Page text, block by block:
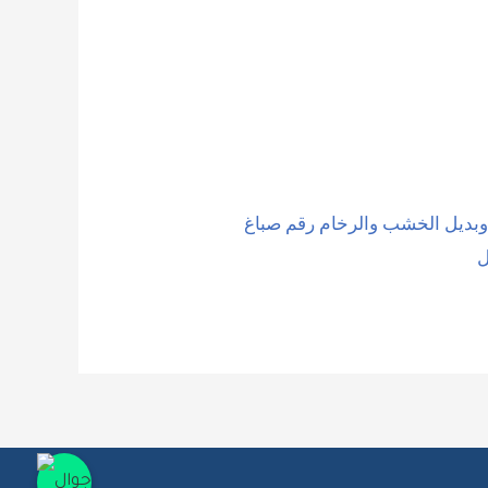
الخشب والرخام رقم صباغ
جوال